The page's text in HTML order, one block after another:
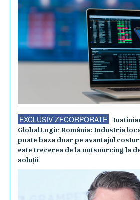
EXCLUSIV ZFCORPORATE
GlobalLogic România: Industria
poate baza doar pe avantajul
este trecerea de la outsourcing la
soluţii